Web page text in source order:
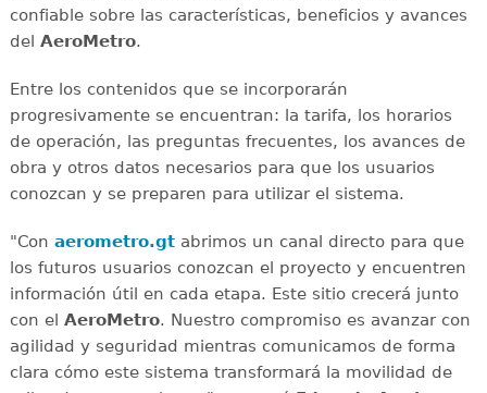
confiable sobre las características, beneficios y avances
del AeroMetro.
Entre los contenidos que se incorporarán
progresivamente se encuentran: la tarifa, los horarios
de operación, las preguntas frecuentes, los avances de
obra y otros datos necesarios para que los usuarios
conozcan y se preparen para utilizar el sistema.
"Con aerometro.gtabrimos un canal directo para que
los futuros usuarios conozcan el proyecto y encuentren
información útil en cada etapa. Este sitio crecerá junto
con el AeroMetro. Nuestro compromiso es avanzar con
agilidad y seguridad mientras comunicamos de forma
clara cómo este sistema transformará la movilidad de